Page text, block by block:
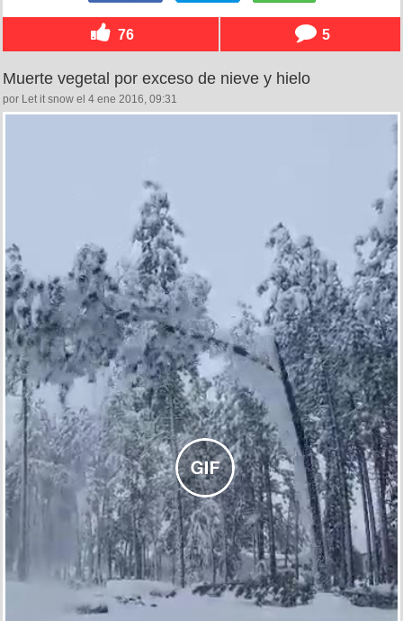
76 5
Muerte vegetal por exceso de nieve y hielo
por Let it snow el 4 ene 2016, 09:31